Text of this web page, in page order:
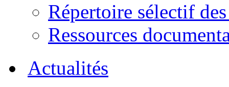
Répertoire sélectif
Ressources
Actualités